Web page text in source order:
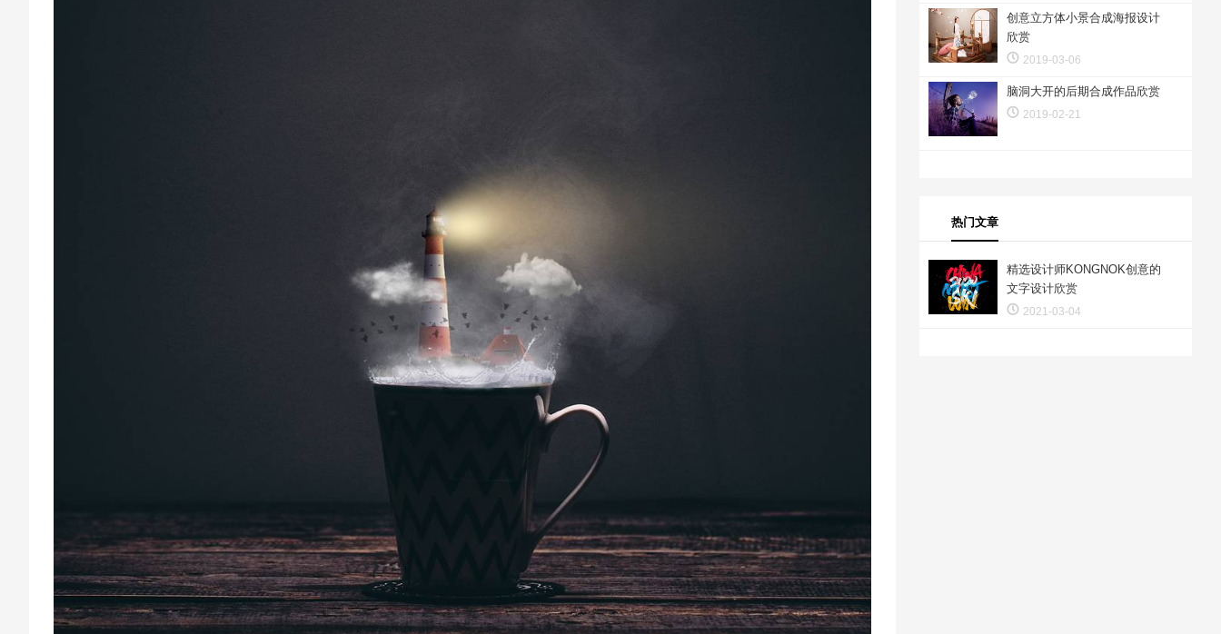
创意立方体小景合成海报设计
欣赏
2019-03-06
脑洞大开的后期合成作品欣赏
2019-02-21
热门文章
精选设计师KONGNOK创意的
文字设计欣赏
2021-03-04